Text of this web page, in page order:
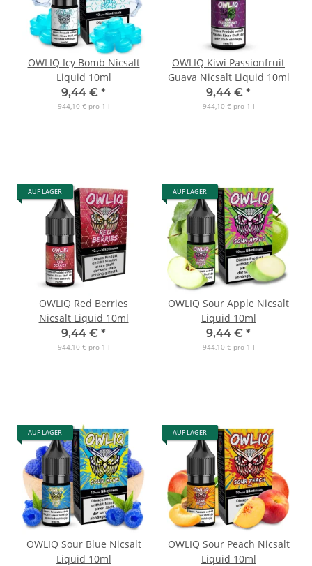
OWLIQ Icy Bomb Nicsalt
Liquid 10ml
9,44 € *
944,10 € pro 1 l
OWLIQ Kiwi Passionfruit
Guava Nicsalt Liquid 10ml
9,44 € *
944,10 € pro 1 l
AUF LAGER
OWLIQ Red Berries
Nicsalt Liquid 10ml
9,44 € *
944,10 € pro 1 l
AUF LAGER
OWLIQ Sour Apple Nicsalt
Liquid 10ml
9,44 € *
944,10 € pro 1 l
AUF LAGER
OWLIQ Sour Blue Nicsalt
Liquid 10ml
AUF LAGER
OWLIQ Sour Peach Nicsalt
Liquid 10ml